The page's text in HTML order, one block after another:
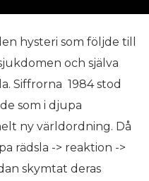
hysteri som följde till
och själva
Siffrorna 1984 stod
som i djupa
ny världordning. Då
rädsla -> reaktion ->
skymtat deras